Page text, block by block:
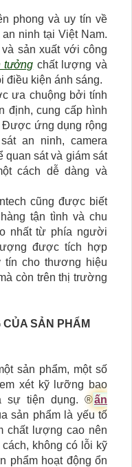
phong và uy tín về
ninh tại Việt Nam.
sản xuất với công
tưởng chất lượng và
điều kiện ánh sáng.
ưa chuộng bởi tính
định, cung cấp hình
Được ứng dụng rộng
an ninh, camera
quan sát và giám sát
cách dễ dàng và
cũng được biết
tận tình và chu
nhất từ phía người
được tích hợp
tín cho thương hiệu
còn trên thị trường
SẢN PHẨM
sản phẩm, một số
xét kỹ lưỡng bao
sự tiện dụng. ®️ấn
sản phẩm là yếu tố
chất lượng cao nên
không có lỗi kỹ
phẩm hoạt động ổn